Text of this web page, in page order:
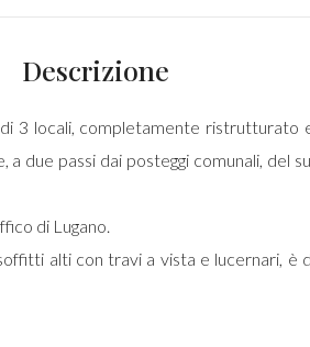
Descrizione
3 locali, completamente ristrutturato
a due passi dai posteggi comunali,
di Lugano.
alti con travi a vista e lucernari,